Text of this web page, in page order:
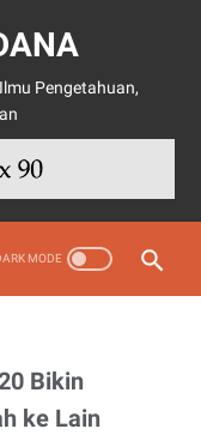
Pengetahuan,
Bikin
ke Lain